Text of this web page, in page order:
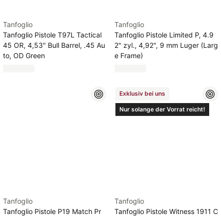
Tanfoglio
Tanfoglio Pistole T97L Tactical
45 OR, 4,53" Bull Barrel, .45 Au
to, OD Green
Tanfoglio
Tanfoglio Pistole Limited P, 4.9
2" zyl., 4,92", 9 mm Luger (Larg
e Frame)
Tanfoglio
Tanfoglio Pistole P19 Match Pr
Exklusiv bei uns
Nur solange der Vorrat reicht!
Tanfoglio
Tanfoglio Pistole Witness 1911 C